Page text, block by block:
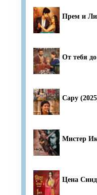
Прем и
От тебя
Сару
Мистер
Цена